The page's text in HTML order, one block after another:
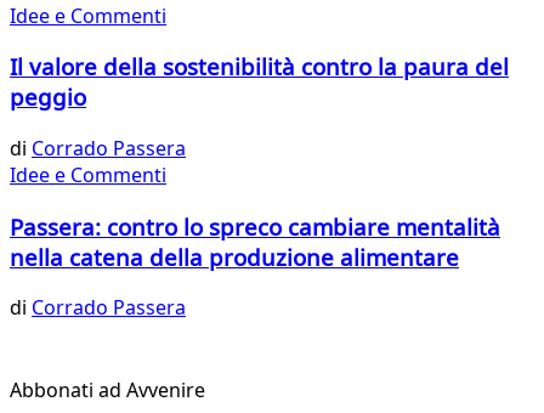
Idee e Commenti
Il valore della sostenibilità contro la paura del
peggio
di Corrado Passera
Idee e Commenti
Passera: contro lo spreco cambiare mentalità
nella catena della produzione alimentare
di Corrado Passera
Abbonati ad Avvenire